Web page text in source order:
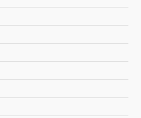
de julio de 2026
Mario Alberto Pérez
de Guarapo